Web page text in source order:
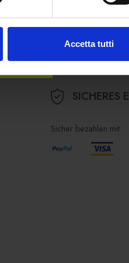
Accetta tutti
von großer Bedeutung
SICHERES
Sicher bezahlen mit: